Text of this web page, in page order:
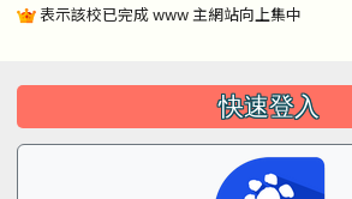
表示該校已完成 www 主網站向上集中
左邊區域內容 快速登入